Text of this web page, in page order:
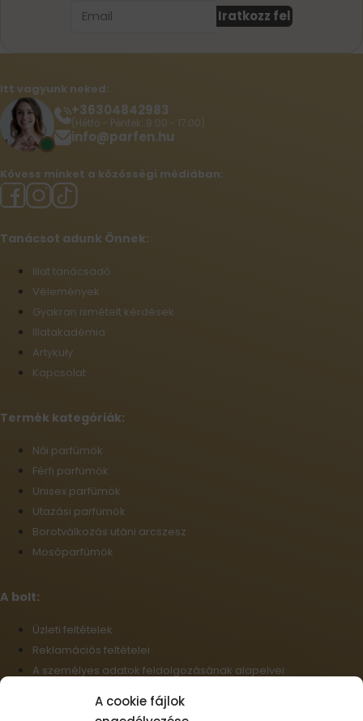
A cookie fájlok
Iratkozz fel
Itt vagyunk neked:
+36304842983
(Hétfő - Péntek: 9:00 - 17:00)
info@parfen.hu
Kövess minket a közösségi médiában:
Tanácsot adunk Önnek:
Illat tanácsadó
Vélemények
Gyakran ismételt kérdések
Illatakadémia
Artykuły
Kapcsolat
Termék kategóriák:
Női parfümök
Férfi parfümök
Unisex parfümök
Utazási parfümök
Borotválkozás utáni arcszesz
Mosóparfümök
A bolt:
Üzleti feltételek
Reklamációs feltételei
A személyes adatok feldolgozásának alapelvei